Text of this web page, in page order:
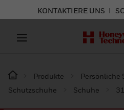
KONTAKTIERE UNS
Produkte
Persönliche
Schutzschuhe
Schuhe